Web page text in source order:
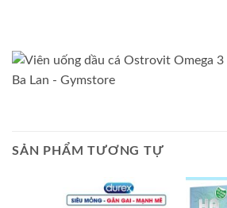
SẢN PHẨM TƯƠNG TỰ